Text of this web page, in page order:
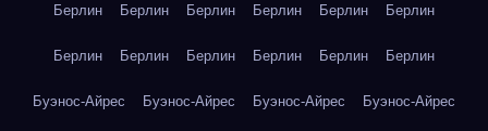
Берлин Берлин Берлин Берлин Берлин Берлин
Берлин Берлин Берлин Берлин Берлин Берлин
Буэнос-Айрес Буэнос-Айрес Буэнос-Айрес Буэнос-Айрес